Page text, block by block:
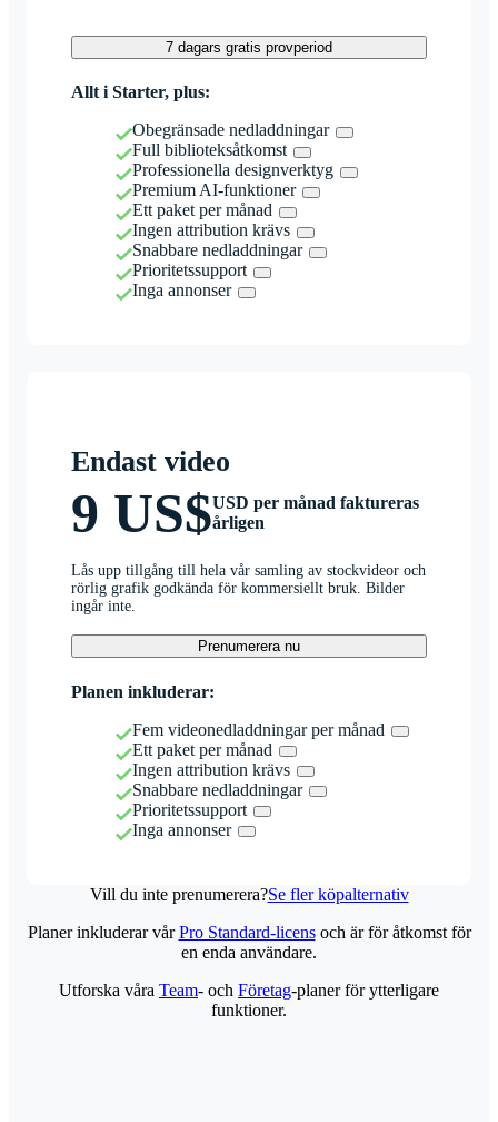
7 dagars gratis provperiod
Allt i Starter, plus:
Obegränsade nedladdningar
Full biblioteksåtkomst
Professionella designverktyg
Premium AI-funktioner
Ett paket per månad
Ingen attribution krävs
Snabbare nedladdningar
Prioritetssupport
Inga annonser
Endast video
9 US$USD per månad faktureras
årligen
Lås upp tillgång till hela vår samling av stockvideor och
rörlig grafik godkända för kommersiellt bruk. Bilder
ingår inte.
Prenumerera nu
Planen inkluderar:
Fem videonedladdningar per månad
Ett paket per månad
Ingen attribution krävs
Snabbare nedladdningar
Prioritetssupport
Inga annonser
Vill du inte prenumerera?Se fler köpalternativ
Planer inkluderar vårPro Standard-licensoch är för åtkomst för
en enda användare.
Utforska våra Team- och Företag-planer för ytterligare
funktioner.